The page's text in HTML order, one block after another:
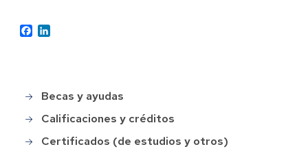
Facebook
Main
menu
Becas y ayudas
Calificaciones y créditos
Certificados (de estudios y otros)